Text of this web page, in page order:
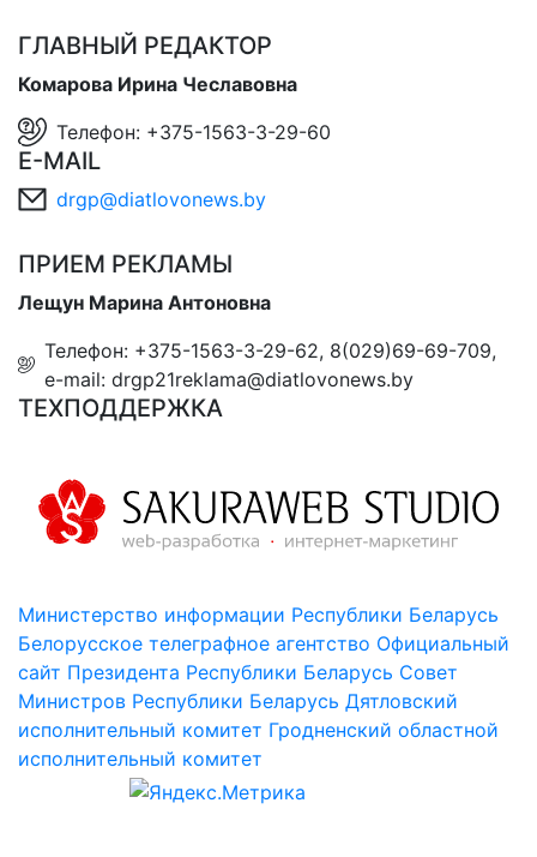
ГЛАВНЫЙ РЕДАКТОР
Комарова Ирина Чеславовна
Телефон: +375-1563-3-29-60
E-MAIL
drgp@diatlovonews.by
ПРИЕМ РЕКЛАМЫ
Лещун Марина Антоновна
Телефон: +375-1563-3-29-62, 8(029)69-69-709,
e-mail: drgp21reklama@diatlovonews.by
ТЕХПОДДЕРЖКА
Министерство информации Республики Беларусь
Белорусское телеграфное агентство Официальный
сайт Президента Республики Беларусь Совет
Министров Республики Беларусь Дятловский
исполнительный комитет Гродненский областной
исполнительный комитет